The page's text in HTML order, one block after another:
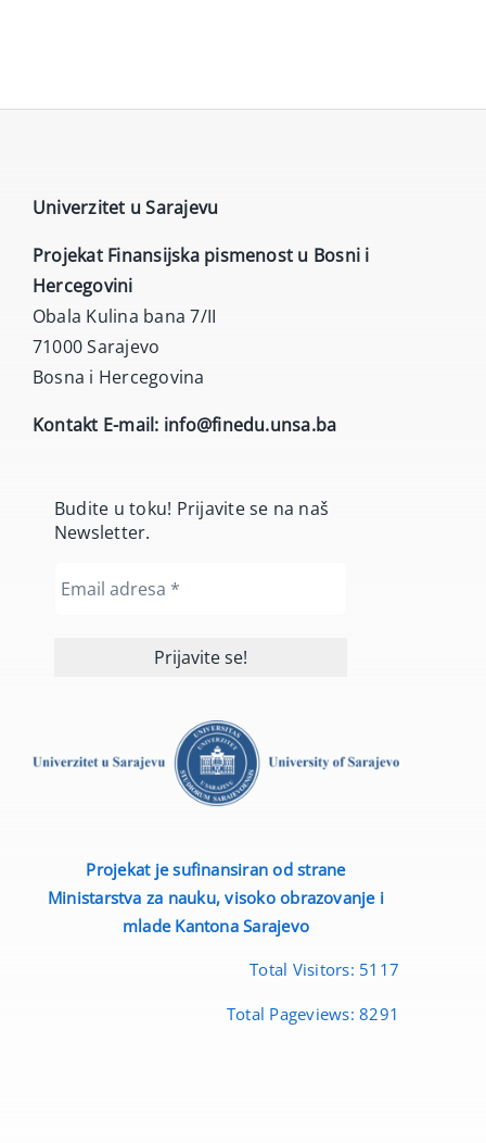
Univerzitet u Sarajevu
Projekat Finansijska pismenost u Bosni i
Hercegovini
Obala Kulina bana 7/II
71000 Sarajevo
Bosna i Hercegovina
Kontakt E-mail: info@finedu.unsa.ba
Budite u toku! Prijavite se na naš
Newsletter.
Projekat je sufinansiran od strane
Ministarstva za nauku, visoko obrazovanje i
mlade Kantona Sarajevo
Total Visitors: 5117
Total Pageviews:8291